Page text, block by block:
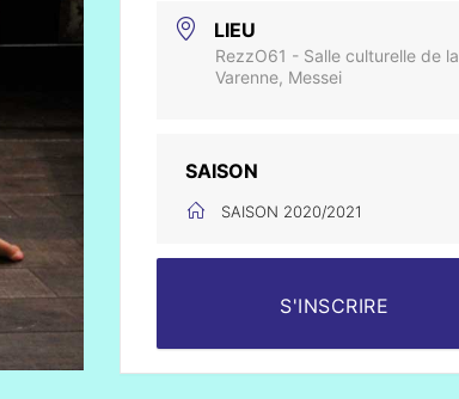
LIEU
RezzO61 - Salle culturelle de la
Varenne, Messei
SAISON
SAISON 2020/2021
S'INSCRIRE